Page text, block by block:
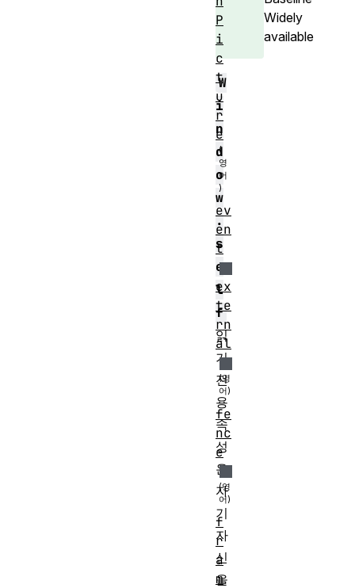
Widely
available
W
i
n
d
o
w
.
s
e
l
f
읽
기
전
용
속
성
은
자
기
자
신
을
P
i
c
t
u
r
e
ev
en
t
ex
te
rn
al
fe
nc
e
f
r
a
m